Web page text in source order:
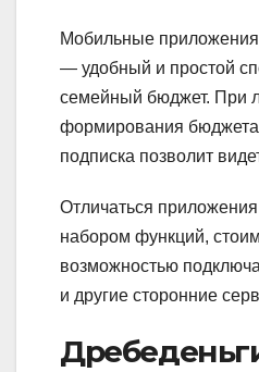
Мобильные
— удобный и простой
семейный бюджет. При
формирования
подписка позволит
Отличаться
набором функций,
возможностью
и другие сторонние